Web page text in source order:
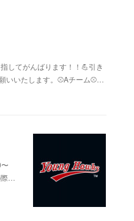
してがんばります！！💪引き
いたします。⚾Aチーム⚾️…
…